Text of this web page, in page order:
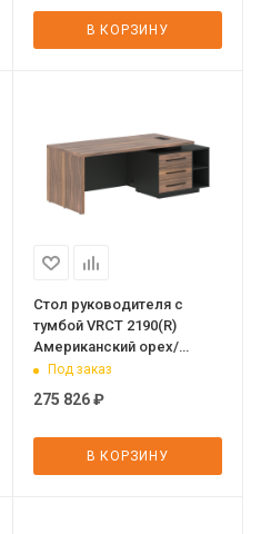
В КОРЗИНУ
Стол руководителя с
тумбой VRCT 2190(R)
Американский орех/
Черный матовый/Яшма
черный 2100х900х750 VE
Под заказ
275 826₽
В КОРЗИНУ